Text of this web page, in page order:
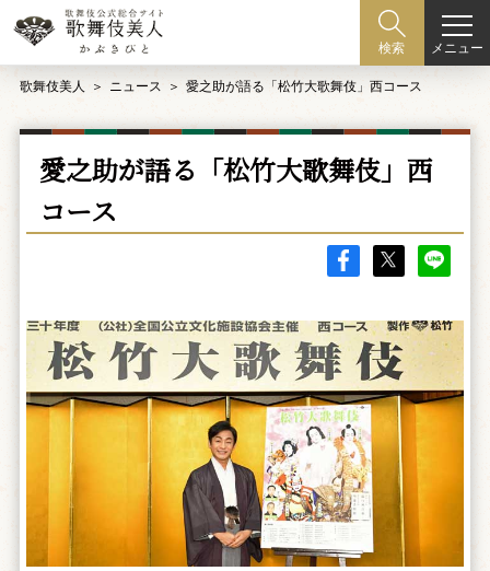
検索 メニュー
歌舞伎美人 ニュース 愛之助が語る「松竹大歌舞伎」西コース
愛之助が語る「松竹大歌舞伎」西
コース